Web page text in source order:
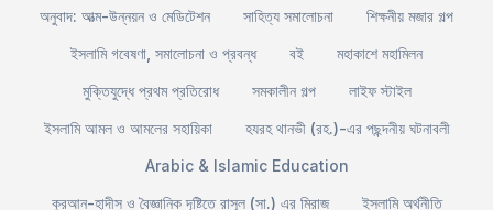
অনুবাদ: আত্ম-উন্নয়ন ও মেডিটেশন
সাহিত্য সমালোচনা
শিক্ষনীয় মজার গল্প
ইসলামি গবেষণা, সমালোচনা ও প্রবন্ধ
বই
মহাকাশে মহামিলন
মুক্তিযুদ্ধে প্রথম প্রতিরোধ
সমকালীন গল্প
লাইফ স্টাইল
ইসলামি আমল ও আমলের সহায়িকা
হযরহ থানভী (রহ.)-এর পছন্দনীয় ঘটনাবলী
Arabic & Islamic Education
কুরআন-হাদীস ও বৈজ্ঞানিক দৃষ্টিতে রাসূল (সা.) এর মিরাজ
ইসলামি অর্থনীতি